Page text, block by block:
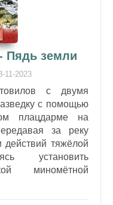
Пядь земли
11-2023
с двумя
с помощью
плацдарме на
за реку
действий тяжёлой
установить
миномётной